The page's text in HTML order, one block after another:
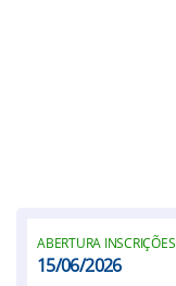
ABERTURA INSCRIÇÕES
15/06/2026